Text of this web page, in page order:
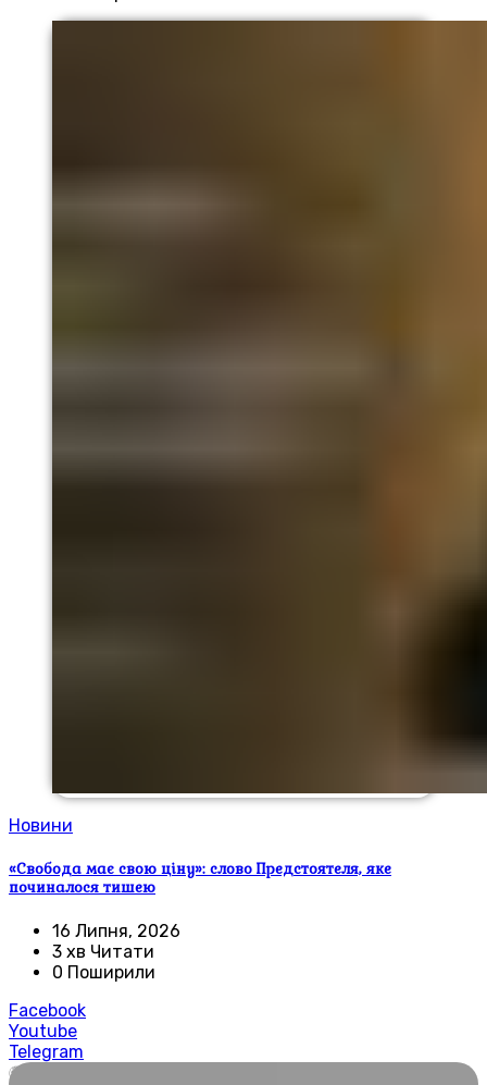
Новини
«Свобода має свою ціну»: слово Предстоятеля, яке
починалося тишею
16 Липня, 2026
3 хв Читати
0 Поширили
Facebook
Youtube
Telegram
🌍